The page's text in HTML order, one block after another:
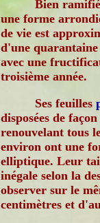
Bien
une forme
de vie est
d'une quarantaine
avec une
troisième année.
Ses feuilles
disposées de
renouvelant tous
environ ont une
elliptique. Leur
inégale selon la
observer sur le
centimètres et